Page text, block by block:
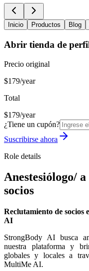
Inicio Productos Blog
Abrir tienda de
Precio original
$179/year
Total
$179/year
¿Tiene un cupón?
Suscribirse ahora
Role details
Anestesiólogo/
socios
Reclutamiento de socios
AI
StrongBody AI busca
nuestra plataforma y
globales y locales a
MultiMe AI.